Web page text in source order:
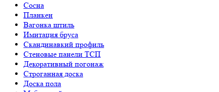
Сосна
Планкен
Вагонка штиль
Имитация бруса
Скандинавкий профиль
Стеновые панели ТСП
Декоративный погонаж
Строганная доска
Доска пола